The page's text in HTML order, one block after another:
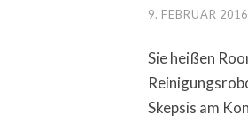
9. FEBRUAR 2016
Sie heißen
Skepsis am